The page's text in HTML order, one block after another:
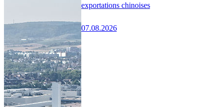
exportations chinoises
07.08.2026